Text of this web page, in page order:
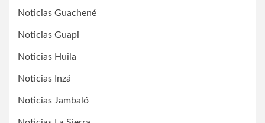
Noticias Guachené
Noticias Guapi
Noticias Huila
Noticias Inzá
Noticias Jambaló